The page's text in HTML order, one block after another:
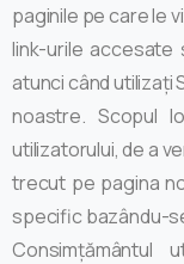
paginile pe care le
link-urile
atunci când utilizați
noastre. Scopul
utilizatorului, de a
trecut pe pagina
specific bazându-
Consimțământul